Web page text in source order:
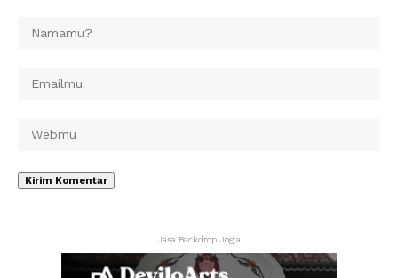
Jasa Backdrop Jogja